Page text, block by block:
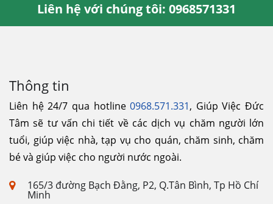
Liên hệ với chúng tôi: 0968571331
Thông tin
Liên hệ 24/7 qua hotline0968.571.331, Giúp Việc Đức
Tâm sẽ tư vấn chi tiết về các dịch vụ chăm người lớn
tuổi, giúp việc nhà, tạp vụ cho quán, chăm sinh, chăm
bé và giúp việc cho người nước ngoài.
165/3 đường Bạch Đằng, P2, Q.Tân Bình, Tp Hồ Chí
Minh